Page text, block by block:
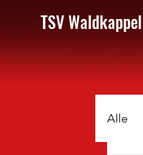
TSV Waldkappel
Alle